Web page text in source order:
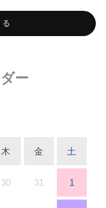
ー
木 金 土
30 31 1